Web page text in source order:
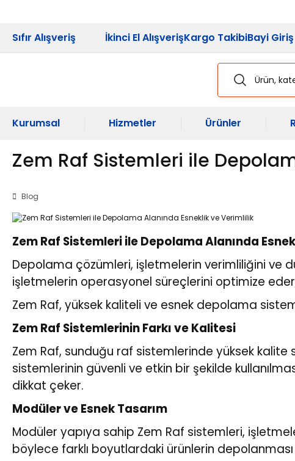
Sıfır Alışveriş İkinci El AlışverişKargo TakibiBayi Giriş
Kurumsal Hizmetler Ürünler
Zem Raf Sistemleri ile
Blog
Zem Raf Sistemleri ile Depolama Alanında
Depolama çözümleri, işletmelerin verimliliğini ve
işletmelerin operasyonel süreçlerini optimize
Zem Raf, yüksek kaliteli ve esnek depolama
Zem Raf Sistemlerinin Farkı ve Kalitesi
Zem Raf, sunduğu raf sistemlerinde yüksek kalite
sistemlerinin güvenli ve etkin bir şekilde
dikkat çeker.
Modüler ve Esnek Tasarım
Modüler yapıya sahip Zem Raf sistemleri,
böylece farklı boyutlardaki ürünlerin depolanması